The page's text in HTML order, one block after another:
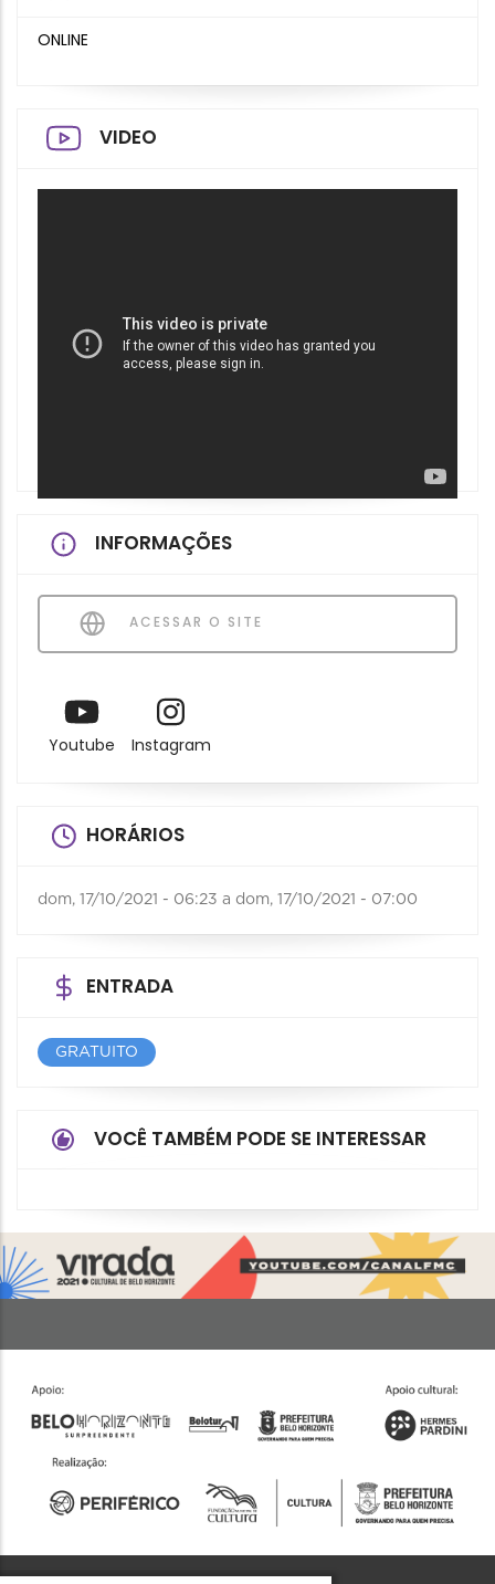
ONLINE
VIDEO
INFORMAÇÕES
ACESSAR O SITE
Youtube Instagram
HORÁRIOS
dom, 17/10/2021 - 06:23 a dom, 17/10/2021 - 07:00
ENTRADA
GRATUITO
VOCÊ TAMBÉM PODE SE INTERESSAR